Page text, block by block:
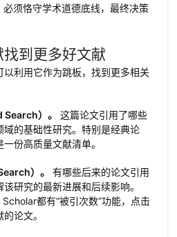
须恪守学术道德底线，最终决策
到更多好文献
利用它作为跳板，找到更多相关
）。
这篇论文引用了哪些
的基础性研究。特别是经典论
份高质量文献清单。
）。
有哪些后来的论文引用
研究的最新进展和后续影响。
都有“被引次数”功能，点击
论文。